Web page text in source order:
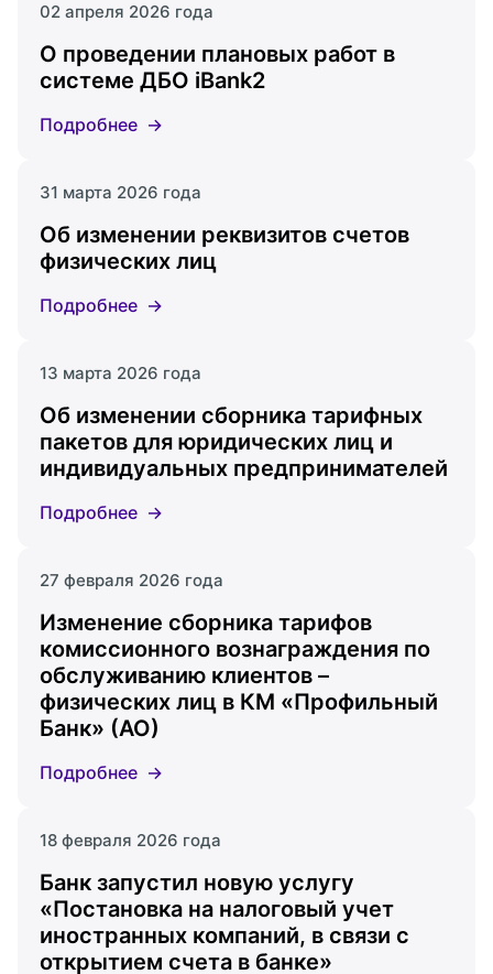
02 апреля 2026 года
О проведении плановых работ в
системе ДБО iBank2
Подробнее
31 марта 2026 года
Об изменении реквизитов счетов
физических лиц
Подробнее
13 марта 2026 года
Об изменении сборника тарифных
пакетов для юридических лиц и
индивидуальных предпринимателей
Подробнее
27 февраля 2026 года
Изменение сборника тарифов
комиссионного вознаграждения по
обслуживанию клиентов –
физических лиц в КМ «Профильный
Банк» (АО)
Подробнее
18 февраля 2026 года
Банк запустил новую услугу
«Постановка на налоговый учет
иностранных компаний, в связи с
открытием счета в банке»